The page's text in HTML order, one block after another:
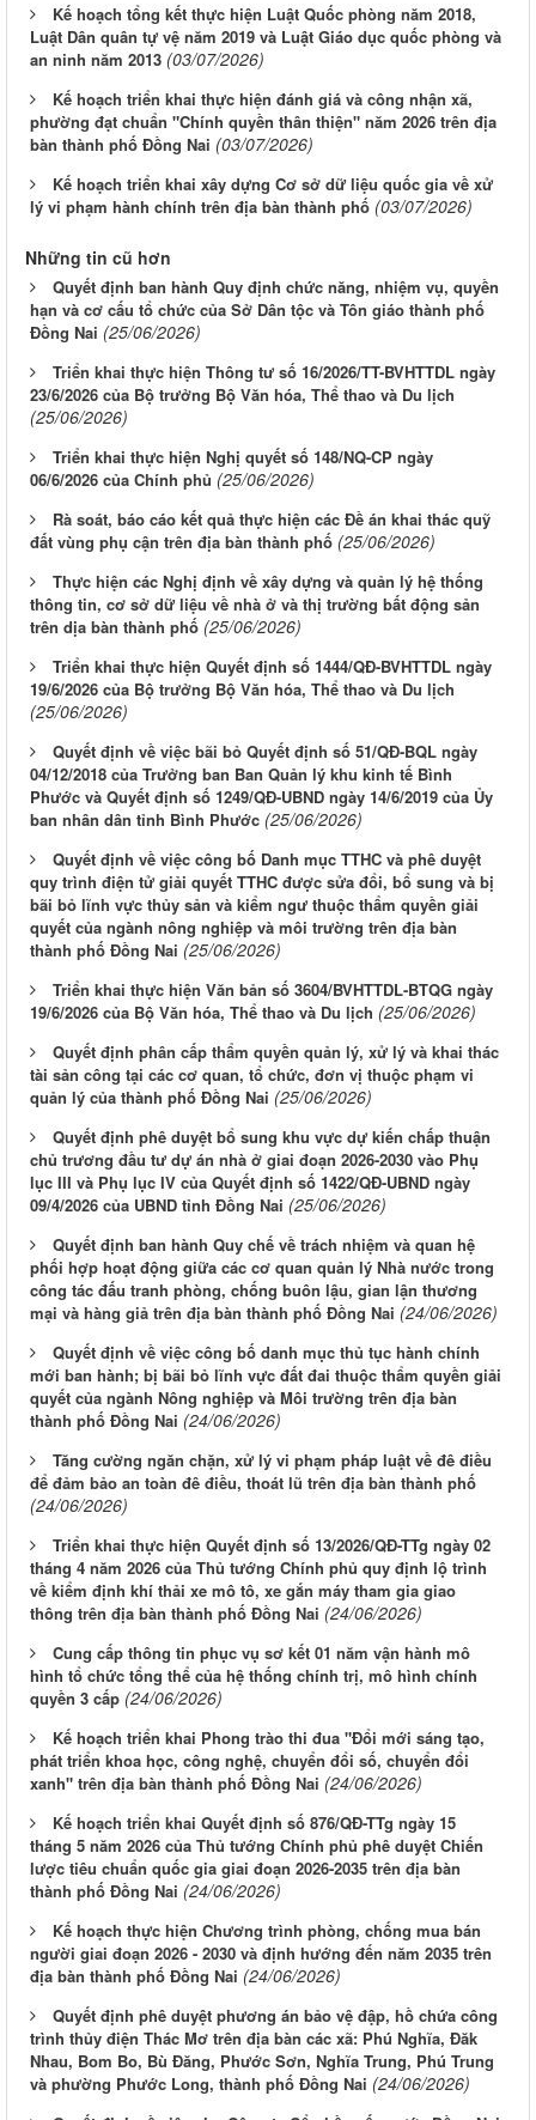
Kế hoạch tổng kết thực hiện Luật Quốc phòng năm 2018,
Luật Dân quân tự vệ năm 2019 và Luật Giáo dục quốc phòng và
an ninh năm 2013 (03/07/2026)
Kế hoạch triển khai thực hiện đánh giá và công nhận xã,
phường đạt chuẩn "Chính quyền thân thiện" năm 2026 trên địa
bàn thành phố Đồng Nai (03/07/2026)
Kế hoạch triển khai xây dựng Cơ sở dữ liệu quốc gia về xử
lý vi phạm hành chính trên địa bàn thành phố (03/07/2026)
Những tin cũ hơn
Quyết định ban hành Quy định chức năng, nhiệm vụ, quyền
hạn và cơ cấu tổ chức của Sở Dân tộc và Tôn giáo thành phố
Đồng Nai (25/06/2026)
Triển khai thực hiện Thông tư số 16/2026/TT-BVHTTDL ngày
23/6/2026 của Bộ trưởng Bộ Văn hóa, Thể thao và Du lịch
(25/06/2026)
Triển khai thực hiện Nghị quyết số 148/NQ-CP ngày
06/6/2026 của Chính phủ (25/06/2026)
Rà soát, báo cáo kết quả thực hiện các Đề án khai thác quỹ
đất vùng phụ cận trên địa bàn thành phố (25/06/2026)
Thực hiện các Nghị định về xây dựng và quản lý hệ thống
thông tin, cơ sở dữ liệu về nhà ở và thị trường bất động sản
trên dịa bàn thành phố (25/06/2026)
Triển khai thực hiện Quyết định số 1444/QĐ-BVHTTDL ngày
19/6/2026 của Bộ trưởng Bộ Văn hóa, Thể thao và Du lịch
(25/06/2026)
Quyết định về việc bãi bỏ Quyết định số 51/QĐ-BQL ngày
04/12/2018 của Trưởng ban Ban Quản lý khu kinh tế Bình
Phước và Quyết định số 1249/QĐ-UBND ngày 14/6/2019 của Ủy
ban nhân dân tỉnh Bình Phước (25/06/2026)
Quyết định về việc công bố Danh mục TTHC và phê duyệt
quy trình điện tử giải quyết TTHC được sửa đổi, bổ sung và bị
bãi bỏ lĩnh vực thủy sản và kiểm ngư thuộc thẩm quyền giải
quyết của ngành nông nghiệp và môi trường trên địa bàn
thành phố Đồng Nai (25/06/2026)
Triển khai thực hiện Văn bản số 3604/BVHTTDL-BTQG ngày
19/6/2026 của Bộ Văn hóa, Thể thao và Du lịch (25/06/2026)
Quyết định phân cấp thẩm quyền quản lý, xử lý và khai thác
tài sản công tại các cơ quan, tổ chức, đơn vị thuộc phạm vi
quản lý của thành phố Đồng Nai (25/06/2026)
Quyết định phê duyệt bổ sung khu vực dự kiến chấp thuận
chủ trương đầu tư dự án nhà ở giai đoạn 2026-2030 vào Phụ
lục III và Phụ lục IV của Quyết định số 1422/QĐ-UBND ngày
09/4/2026 của UBND tỉnh Đồng Nai (25/06/2026)
Quyết định ban hành Quy chế về trách nhiệm và quan hệ
phối hợp hoạt động giữa các cơ quan quản lý Nhà nước trong
công tác đấu tranh phòng, chống buôn lậu, gian lận thương
mại và hàng giả trên địa bàn thành phố Đồng Nai (24/06/2026)
Quyết định về việc công bố danh mục thủ tục hành chính
mới ban hành; bị bãi bỏ lĩnh vực đất đai thuộc thẩm quyền giải
quyết của ngành Nông nghiệp và Môi trường trên địa bàn
thành phố Đồng Nai (24/06/2026)
Tăng cường ngăn chặn, xử lý vi phạm pháp luật về đê điều
để đảm bảo an toàn đê điều, thoát lũ trên địa bàn thành phố
(24/06/2026)
Triển khai thực hiện Quyết định số 13/2026/QĐ-TTg ngày 02
tháng 4 năm 2026 của Thủ tướng Chính phủ quy định lộ trình
về kiểm định khí thải xe mô tô, xe gắn máy tham gia giao
thông trên địa bàn thành phố Đồng Nai (24/06/2026)
Cung cấp thông tin phục vụ sơ kết 01 năm vận hành mô
hình tổ chức tổng thể của hệ thống chính trị, mô hình chính
quyền 3 cấp (24/06/2026)
Kế hoạch triển khai Phong trào thi đua "Đổi mới sáng tạo,
phát triển khoa học, công nghệ, chuyển đổi số, chuyển đổi
xanh" trên địa bàn thành phố Đồng Nai (24/06/2026)
Kế hoạch triển khai Quyết định số 876/QĐ-TTg ngày 15
tháng 5 năm 2026 của Thủ tướng Chính phủ phê duyệt Chiến
lược tiêu chuẩn quốc gia giai đoạn 2026-2035 trên địa bàn
thành phố Đồng Nai (24/06/2026)
Kế hoạch thực hiện Chương trình phòng, chống mua bán
người giai đoạn 2026 - 2030 và định hướng đến năm 2035 trên
địa bàn thành phố Đồng Nai (24/06/2026)
Quyết định phê duyệt phương án bảo vệ đập, hồ chứa công
trình thủy điện Thác Mơ trên địa bàn các xã: Phú Nghĩa, Đăk
Nhau, Bom Bo, Bù Đăng, Phước Sơn, Nghĩa Trung, Phú Trung
và phường Phước Long, thành phố Đồng Nai (24/06/2026)